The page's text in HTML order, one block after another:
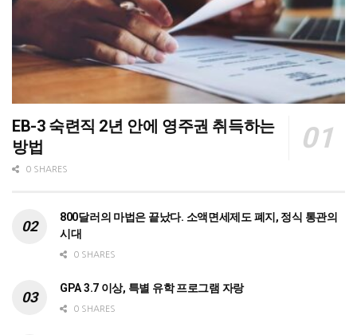
EB-3 숙련직 2년 안에 영주권 취득하는
방법
0 SHARES
800달러의 마법은 끝났다. 소액면세제도 폐지, 정식 통관의
시대
0 SHARES
GPA 3.7 이상, 특별 유학 프로그램 자랑
0 SHARES